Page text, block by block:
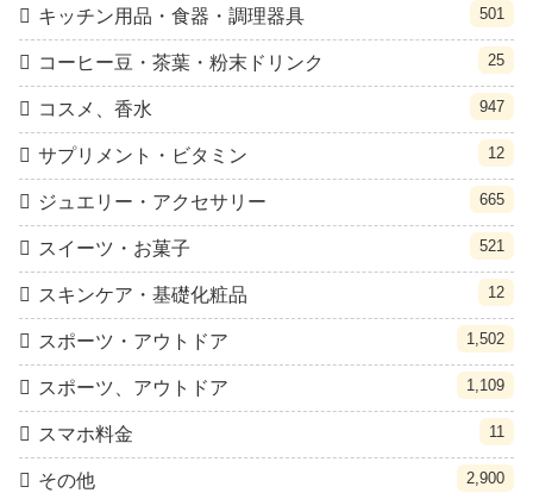
キッチン用品・食器・調理器具 501
コーヒー豆・茶葉・粉末ドリンク 25
コスメ、香水 947
サプリメント・ビタミン 12
ジュエリー・アクセサリー 665
スイーツ・お菓子 521
スキンケア・基礎化粧品 12
スポーツ・アウトドア 1,502
スポーツ、アウトドア 1,109
スマホ料金 11
その他 2,900